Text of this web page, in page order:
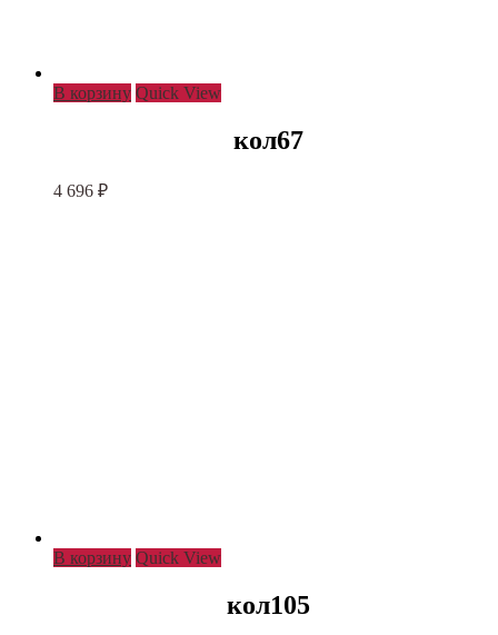
В корзину Quick View
кол67
4 696 ₽
В корзину Quick View
кол105